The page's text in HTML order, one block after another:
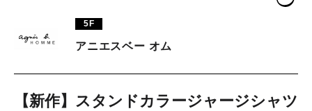
TAX FREE
JP
5F
アニエスベー オム
【新作】スタンドカラージャージシャツ